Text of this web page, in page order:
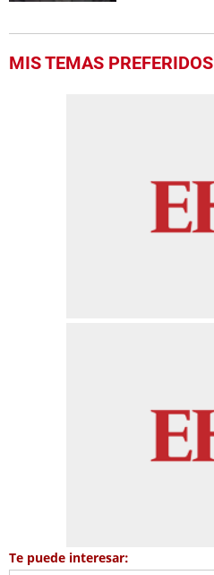
MIS TEMAS PREFERIDOS
Te puede interesar: